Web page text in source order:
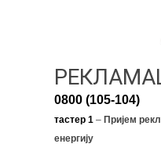
0800 (105-104)
тастер 1–Пријем
енергију